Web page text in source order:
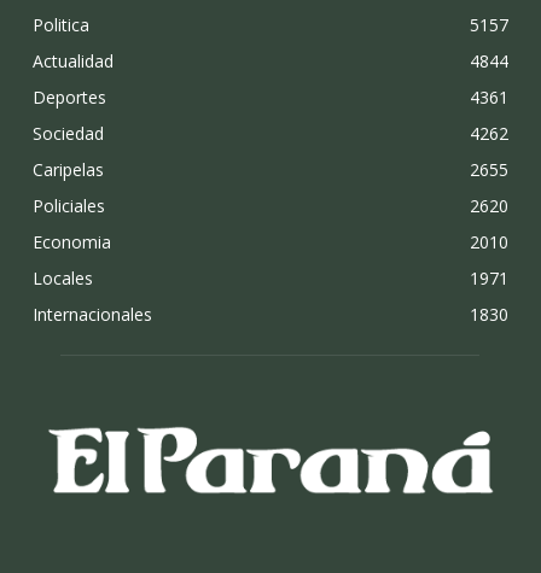
Politica
5157
Actualidad
4844
Deportes
4361
Sociedad
4262
Caripelas
2655
Policiales
2620
Economia
2010
Locales
1971
Internacionales
1830